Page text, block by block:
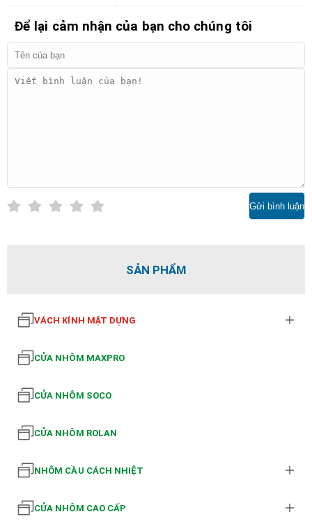
Để lại cảm nhận của bạn cho chúng tôi
Gửi bình luận
SẢN PHẨM
VÁCH KÍNH MẶT DỰNG
CỬA NHÔM MAXPRO
CỬA NHÔM SOCO
CỬA NHÔM ROLAN
NHÔM CẦU CÁCH NHIỆT
CỬA NHÔM CAO CẤP